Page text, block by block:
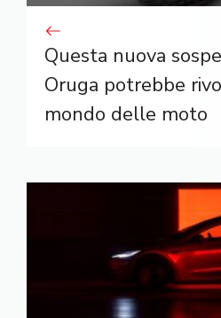
Questa nuova
Oruga potrebbe
mondo delle moto